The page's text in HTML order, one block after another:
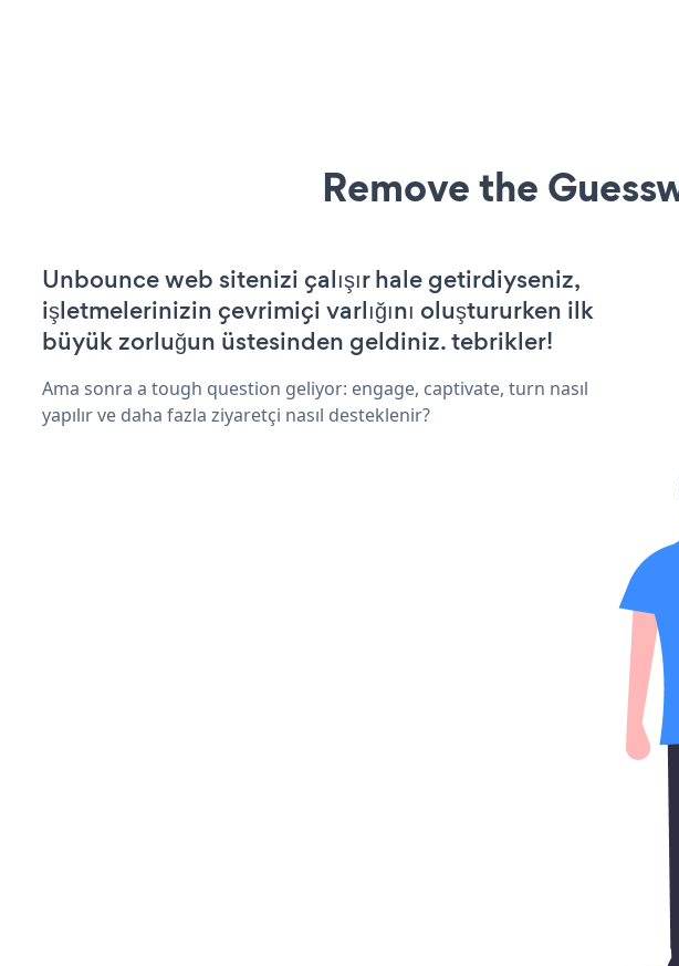
Remove the
Unbounce web sitenizi çalışır hale getirdiyseniz,
işletmelerinizin çevrimiçi varlığını oluştururken ilk
büyük zorluğun üstesinden geldiniz. tebrikler!
Ama sonra a tough question geliyor: engage, captivate, turn nasıl
yapılır ve daha fazla ziyaretçi nasıl desteklenir?